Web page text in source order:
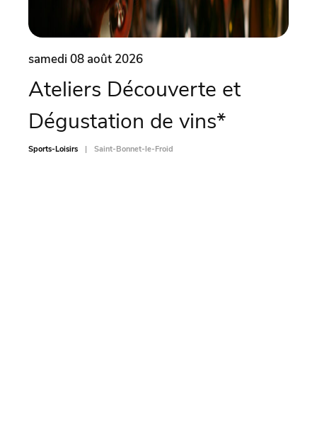
samedi 08 août 2026
Ateliers Découverte et
Dégustation de vins*
Sports-Loisirs Saint-Bonnet-le-Froid